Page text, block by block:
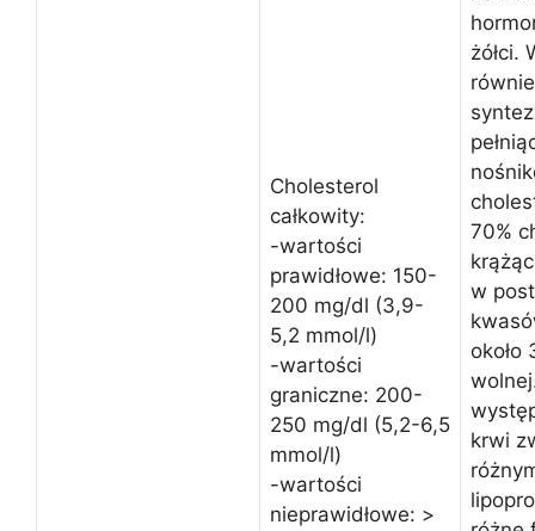
Cholesterol
całkowity:
-wartości
prawidłowe: 150-
200 mg/dl (3,9-
5,2 mmol/l)
-wartości
graniczne: 200-
250 mg/dl (5,2-6,5
mmol/l)
-wartości
nieprawidłowe: >
żółci.
70%
w
około
krwi